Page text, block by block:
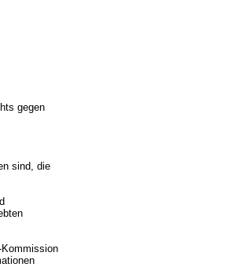
gegen
sind, die